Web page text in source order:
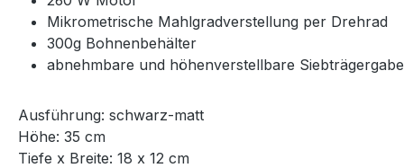
Mikrometrische Mahlgradverstellung per Drehrad
300g Bohnenbehälter
abnehmbare und höhenverstellbare
Ausführung: schwarz-matt
Höhe: 35 cm
Tiefe x Breite: 18 x 12 cm